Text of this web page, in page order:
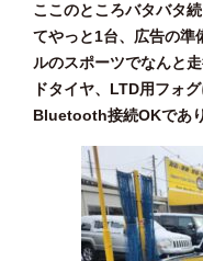
ここのところバタバタ
てやっと1台、広告の準
ルのスポーツでなんと
ドタイヤ、LTD用フォ
Bluetooth接続OKであ